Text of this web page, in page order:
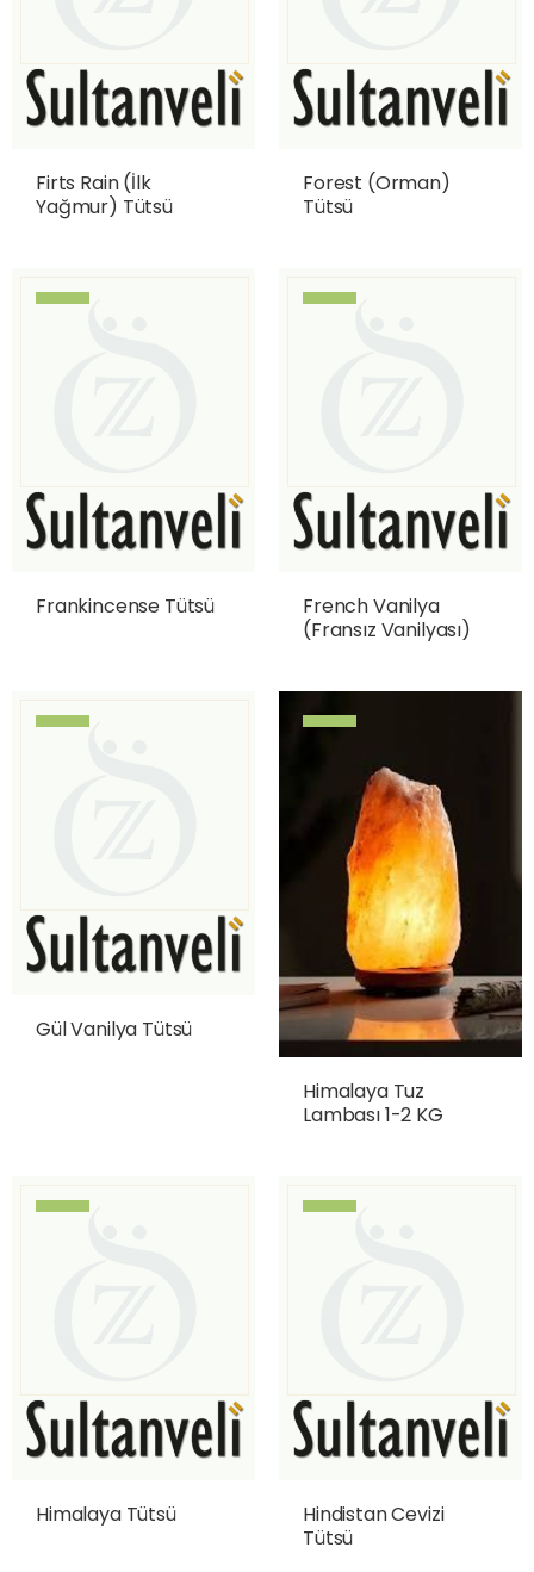
Firts Rain (İlk
Yağmur) Tütsü
Forest (Orman)
Tütsü
Frankincense Tütsü
French Vanilya
(Fransız Vanilyası)
Gül Vanilya Tütsü
Himalaya Tuz
Lambası 1-2 KG
Himalaya Tütsü
Hindistan Cevizi
Tütsü